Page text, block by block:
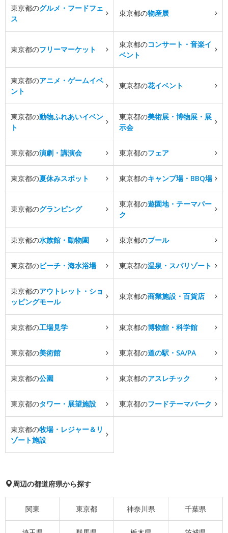
東京都のグルメ・フードフェ
ス
東京都の物産展
東京都のフリーマーケット
東京都のコンサート・音楽イ
ベント
東京都のアニメ・ゲームイベ
ント
東京都の花イベント
東京都の動物ふれあいイベン
ト
東京都の美術展・博物展・展
示会
東京都の演劇・講演会 東京都のフェア
東京都の夏休みスポット 東京都のキャンプ場・BBQ場
東京都のグランピング
東京都の遊園地・テーマパー
ク
東京都の水族館・動物園 東京都のプール
東京都のビーチ・海水浴場 東京都の温泉・スパリゾート
東京都のアウトレット・ショ
ッピングモール
東京都の商業施設・百貨店
東京都の工場見学 東京都の博物館・科学館
東京都の美術館 東京都の道の駅・SA/PA
東京都の公園 東京都のアスレチック
東京都のタワー・展望施設 東京都のフードテーマパーク
東京都の牧場・レジャー＆リ
ゾート施設
周辺の都道府県から探す
関東 東京都 神奈川県 千葉県